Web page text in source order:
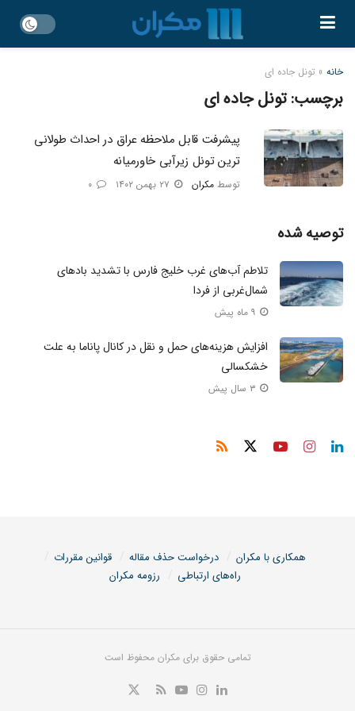
خانه » تونل جاده ای
برچسب:تونل جاده ای
پیشرفت قابل ملاحظه عراق در احداث طولانی‌
ترین تونل زیرآبی خاورمیانه
توسط مکران
توصیه شده
تلاطم آب‌های غرب خلیج فارس با تشدید باد‌های
شمال‌غربی از فردا
افزایش هزینه‌های حمل و نقل در کانال پاناما به علت
خشکسالی
همکاری با مکران درخواست حذف مقاله
قوانین مقررات
راه‌های ارتباطی
رزومه مکران
تمامی حقوق برای مکران محفوظ است